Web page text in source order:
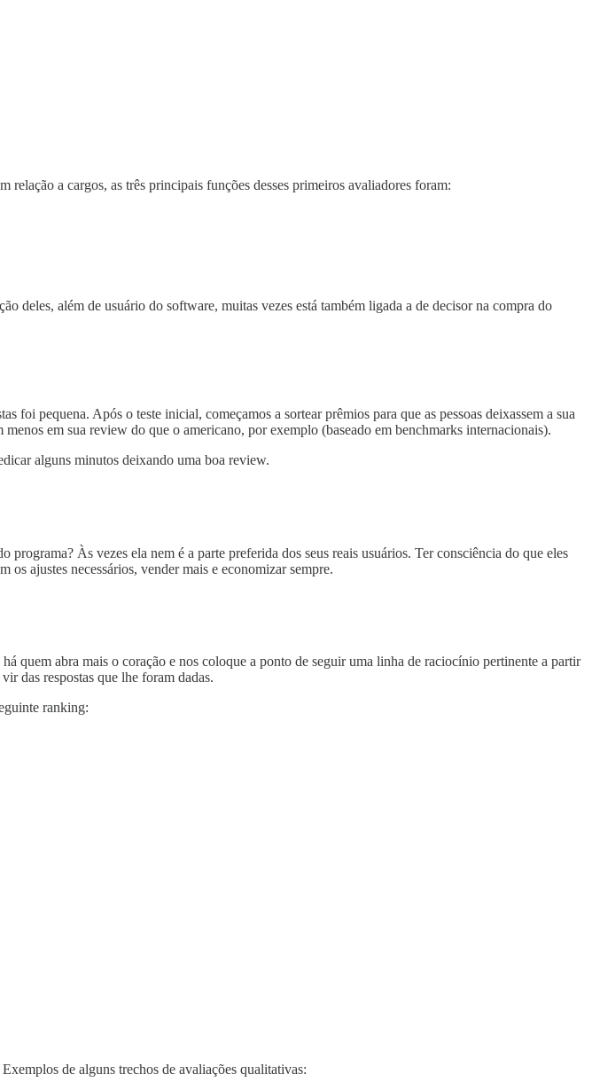
a cargos, as três principais funções desses primeiros avaliadores foram:
deles, além de usuário do software, muitas vezes está também ligada a de decisor na compra do
foi pequena. Após o teste inicial, começamos a sortear prêmios para que as pessoas deixassem a sua
em sua review do que o americano, por exemplo (baseado em benchmarks internacionais).
alguns minutos deixando uma boa review.
Às vezes ela nem é a parte preferida dos seus reais usuários. Ter consciência do que eles
ajustes necessários, vender mais e economizar sempre.
quem abra mais o coração e nos coloque a ponto de seguir uma linha de raciocínio pertinente a partir
das respostas que lhe foram dadas.
ranking:
de alguns trechos de avaliações qualitativas: